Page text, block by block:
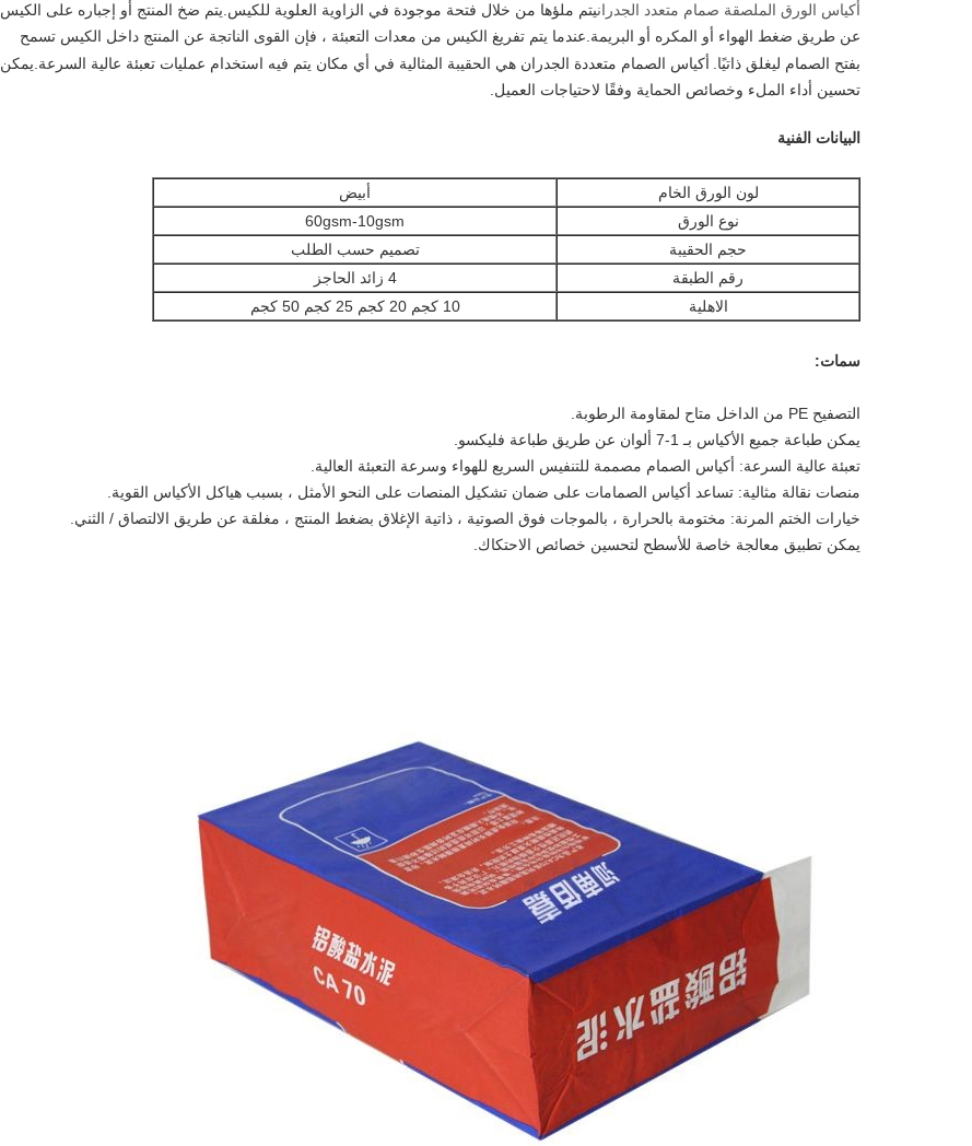
أكياس الورق الملصقة صمام متعدد الجدرانيتم ملؤها من خلال فتحة موجودة في الزاوية العلوية للكيس.يتم ضخ المنتج أو إجباره على الكيس
عن طريق ضغط الهواء أو المكره أو البريمة.عندما يتم تفريغ الكيس من معدات التعبئة ، فإن القوى الناتجة عن المنتج داخل الكيس تسمح
بفتح الصمام ليغلق ذاتيًا. أكياس الصمام متعددة الجدران هي الحقيبة المثالية في أي مكان يتم فيه استخدام عمليات تعبئة عالية السرعة.يمكن
تحسين أداء الملء وخصائص الحماية وفقًا لاحتياجات العميل.
البيانات الفنية
لون الورق الخام
أبيض
نوع الورق
60gsm-10gsm
حجم الحقيبة
تصميم حسب الطلب
رقم الطبقة
4 زائد الحاجز
الاهلية
10 كجم 20 كجم 25 كجم 50 كجم
سمات:
التصفيح PE من الداخل متاح لمقاومة الرطوبة.
يمكن طباعة جميع الأكياس بـ 1-7 ألوان عن طريق طباعة فليكسو.
تعبئة عالية السرعة: أكياس الصمام مصممة للتنفيس السريع للهواء وسرعة التعبئة العالية.
منصات نقالة مثالية: تساعد أكياس الصمامات على ضمان تشكيل المنصات على النحو الأمثل ، بسبب هياكل الأكياس القوية.
خيارات الختم المرنة: مختومة بالحرارة ، بالموجات فوق الصوتية ، ذاتية الإغلاق بضغط المنتج ، مغلقة عن طريق الالتصاق / الثني.
يمكن تطبيق معالجة خاصة للأسطح لتحسين خصائص الاحتكاك.